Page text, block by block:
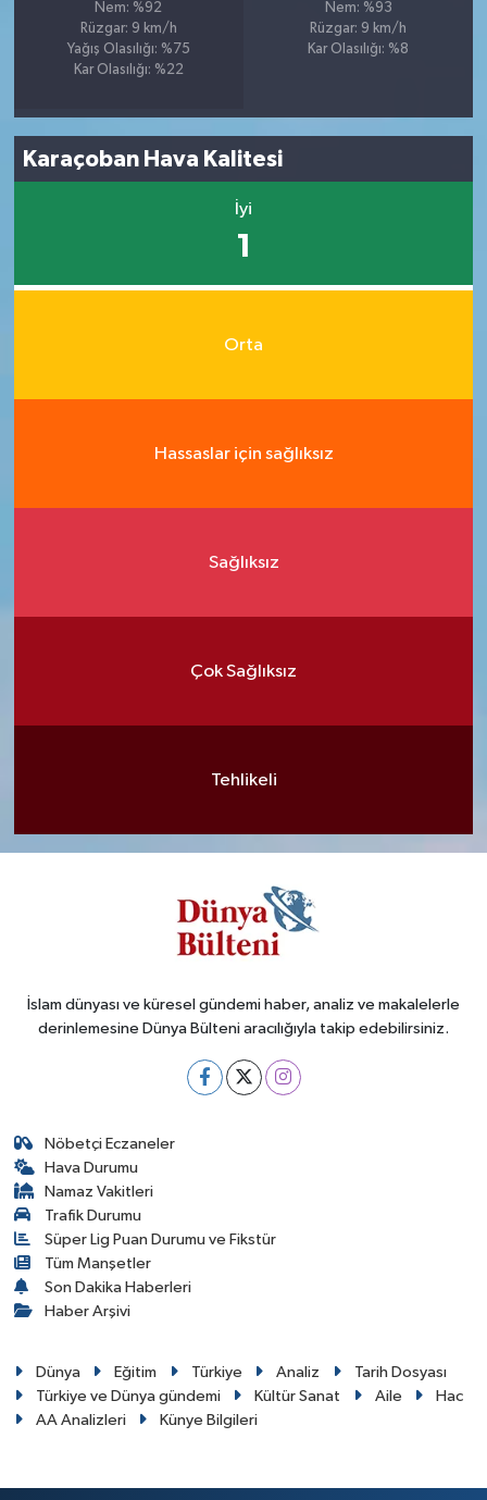
Nem: %92
Rüzgar: 9 km/h
Yağış Olasılığı: %75
Kar Olasılığı: %22
Nem: %93
Rüzgar: 9 km/h
Kar Olasılığı: %8
Karaçoban Hava Kalitesi
İyi
1
Orta
Hassaslar için sağlıksız
Sağlıksız
Çok Sağlıksız
Tehlikeli
İslam dünyası ve küresel gündemi haber, analiz ve makalelerle
derinlemesine Dünya Bülteni aracılığıyla takip edebilirsiniz.
Nöbetçi Eczaneler
Hava Durumu
Namaz Vakitleri
Trafik Durumu
Süper Lig Puan Durumu ve Fikstür
Tüm Manşetler
Son Dakika Haberleri
Haber Arşivi
Dünya Eğitim Türkiye Analiz
Tarih Dosyası
Türkiye ve Dünya gündemi
Kültür Sanat Aile
Hac
AA Analizleri
Künye Bilgileri